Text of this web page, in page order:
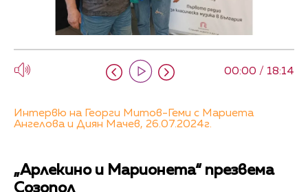
00:00 / 18:14
Интервю на Георги Митов-Геми с Мариета
Ангелова и Диян Мачев, 26.07.2024г.
„Арлекино и Марионета“ презвема
Созопол